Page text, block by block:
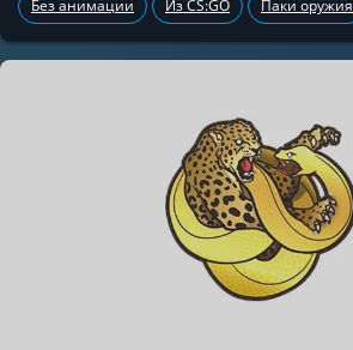
Без анимации Из CS:GO Паки оружия